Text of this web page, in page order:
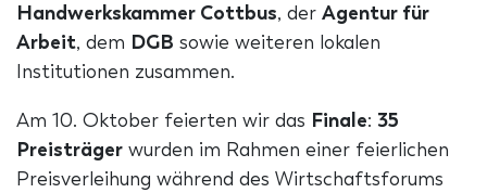
Handwerkskammer Cottbus, der Agentur für
Arbeit, dem DGB sowie weiteren lokalen
Institutionen zusammen.
Am 10. Oktober feierten wir das Finale: 35
Preisträger wurden im Rahmen einer feierlichen
Preisverleihung während des Wirtschaftsforums